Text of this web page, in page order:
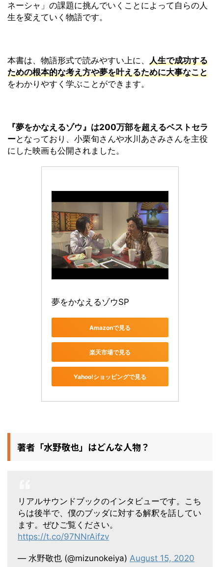
ネーシャ」の課題に挑んでいくことによって自らの人
生を変えていく物語です。
本書は、物語形式で読みやすい上に、 人生で成功する
ための根本的な考え方や夢を叶えるために大事なこと
をわかりやすく学ぶことができます。
『夢をかなえるゾウ』は200万部を超えるベストセラ
ーとなっており、小栗旬さんや水川あさみさんを主役
にした映画も公開されました。
夢をかなえるゾウSP
Amazonで見る
楽天市場で見る
Yahoo!ショッピングで見る
著者「水野敬也」はどんな人物？
リアルサウンドブックのインタビューです。こち
らは後半で、僕のブッダに対する解釈を話してい
ます。ぜひご覧ください。
https://t.co/97NNrAifzv
— 水野敬也 (@mizunokeiya) August 15, 2020